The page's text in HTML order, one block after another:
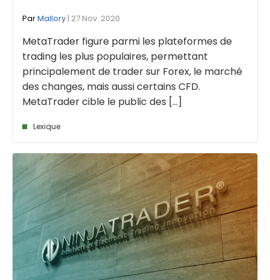
ParMallory | 27 Nov. 2020
MetaTrader figure parmi les plateformes de
trading les plus populaires, permettant
principalement de trader sur Forex, le marché
des changes, mais aussi certains CFD.
MetaTrader cible le public des [...]
Lexique